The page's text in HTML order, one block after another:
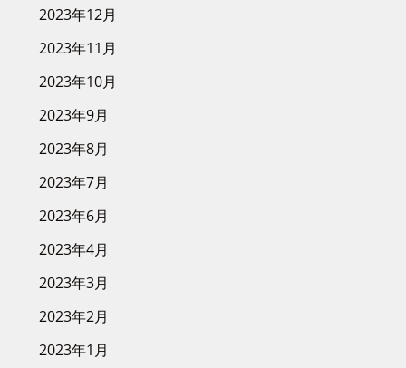
2023年12月
2023年11月
2023年10月
2023年9月
2023年8月
2023年7月
2023年6月
2023年4月
2023年3月
2023年2月
2023年1月